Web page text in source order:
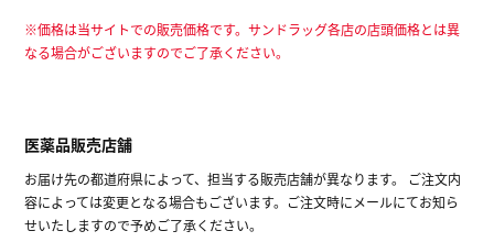
※価格は当サイトでの販売価格です。サンドラッグ各店の店頭価格とは異
なる場合がございますのでご了承ください。
医薬品販売店舗
お届け先の都道府県によって、担当する販売店舗が異なります。 ご注文内
容によっては変更となる場合もございます。ご注文時にメールにてお知ら
せいたしますので予めご了承ください。